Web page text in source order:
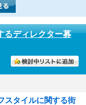
るディレクター募
タイルに関する街